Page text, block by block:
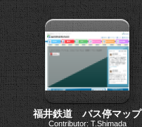
福井鉄道 バス停マップ
Contributor: T.Shimada